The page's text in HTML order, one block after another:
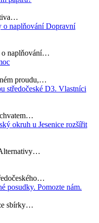
o naplňování Dopravní
o naplňování…
proudu,…
středočeské D3. Vlastníci
okruh u Jesenice rozšířit
Alternativy…
posudky. Pomozte nám.
sbírky…